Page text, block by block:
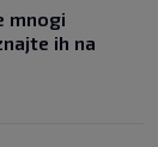
mnogi
ih na